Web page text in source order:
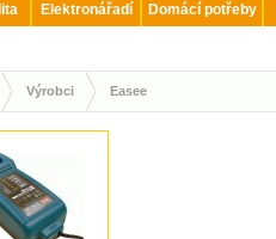
Elektronářadí Domácí potřeby
Výrobci Easee